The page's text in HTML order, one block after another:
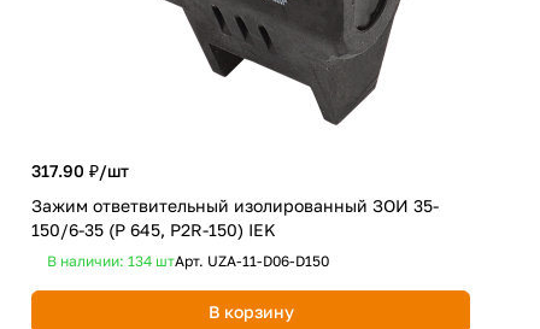
317.90 ₽/шт
Зажим ответвительный изолированный ЗОИ 35-
150/6-35 (P 645, P2R-150) IEK
В наличии: 134 штАрт. UZA-11-D06-D150
В корзину